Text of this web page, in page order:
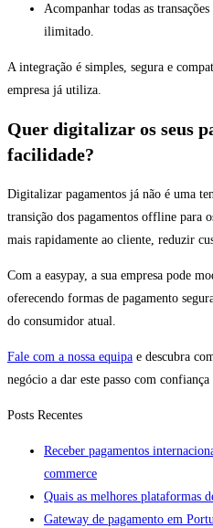
Acompanhar todas as
ilimitado.
A integração é simples, segura e
empresa já utiliza.
Quer digitalizar os seus
facilidade?
Digitalizar pagamentos já não é uma
transição dos pagamentos offline para
mais rapidamente ao cliente, reduzir
Com a easypay, a sua empresa pode
oferecendo formas de pagamento
do consumidor atual.
Fale com a nossa equipa e descubra
negócio a dar este passo com confiança
Posts Recentes
Receber pagamentos
commerce
Quais as melhores plataformas
Gateway de pagamento em